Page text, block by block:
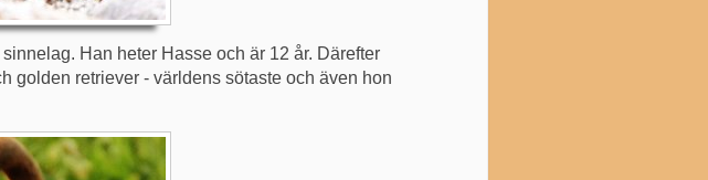
Han heter Hasse och är 12 år. Därefter
golden retriever - världens sötaste och även hon